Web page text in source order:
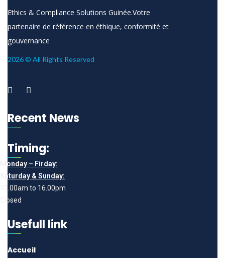
Ethics & Compliance Solutions Guinée.Votre
partenaire de référence en éthique, conformité et
gouvernance
2026 © All Rights Reserved
Recent News
Timing:
Monday – Firday:
Saturday & Sunday:
10.00am to 16.00pm
Closed
Usefull link
Accueil